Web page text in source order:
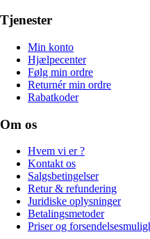
Tjenester
Min konto
Hjælpecenter
Følg min ordre
Returnér min ordre
Rabatkoder
Om os
Hvem vi er ?
Kontakt os
Salgsbetingelser
Retur & refundering
Juridiske oplysninger
Betalingsmetoder
Priser og